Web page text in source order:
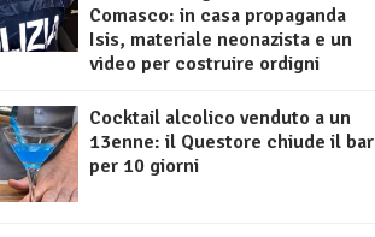
Comasco: in casa propaganda
Isis, materiale neonazista e un
video per costruire ordigni
Cocktail alcolico venduto a un
13enne: il Questore chiude il bar
per 10 giorni